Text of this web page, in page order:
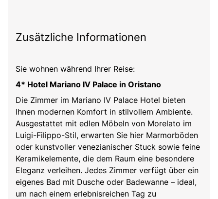
Zusätzliche Informationen
Sie wohnen während Ihrer Reise:
4* Hotel Mariano IV Palace in Oristano
Die Zimmer im Mariano IV Palace Hotel bieten
Ihnen modernen Komfort in stilvollem Ambiente.
Ausgestattet mit edlen Möbeln von Morelato im
Luigi-Filippo-Stil, erwarten Sie hier Marmorböden
oder kunstvoller venezianischer Stuck sowie feine
Keramikelemente, die dem Raum eine besondere
Eleganz verleihen. Jedes Zimmer verfügt über ein
eigenes Bad mit Dusche oder Badewanne – ideal,
um nach einem erlebnisreichen Tag zu